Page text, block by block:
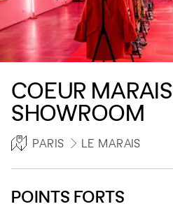
COEUR MARAIS
SHOWROOM
PARIS LE MARAIS
POINTS FORTS